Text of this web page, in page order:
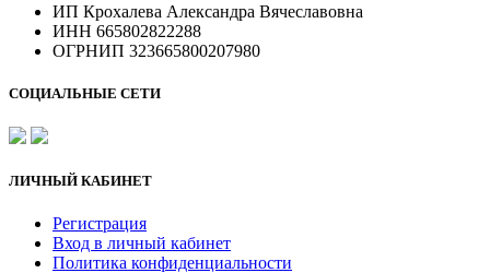
ИП Крохалева Александра Вячеславовна
ИНН 665802822288
ОГРНИП 323665800207980
СОЦИАЛЬНЫЕ СЕТИ
ЛИЧНЫЙ КАБИНЕТ
Регистрация
Вход в личный кабинет
Политика конфиденциальности